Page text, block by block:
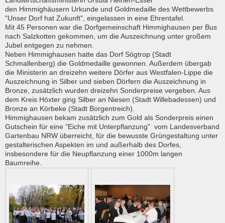
den Himmighäusern Urkunde und Goldmedaille des Wettbewerbs
"Unser Dorf hat Zukunft", eingelassen in eine Ehrentafel.
Mit 45 Personen war die Dorfgemeinschaft Himmighausen per Bus
nach Salzkotten gekommen, um die Auszeichnung unter großem
Jubel entgegen zu nehmen.
Neben Himmighausen hatte das Dorf Sögtrop (Stadt
Schmallenberg) die Goldmedaille gewonnen. Außerdem übergab
die Ministerin an dreizehn weitere Dörfer aus Westfalen-Lippe die
Auszeichnung in Silber und sieben Dörfern die Auszeichnung in
Bronze, zusätzlich wurden dreizehn Sonderpreise vergeben. Aus
dem Kreis Höxter ging Silber an Niesen (Stadt Willebadessen) und
Bronze an Körbeke (Stadt Borgentreich).
Himmighausen bekam zusätzlich zum Gold als Sonderpreis einen
Gutschein für eine "Eiche mit Unterpflanzung" vom Landesverband
Gartenbau NRW überreicht, für die bewusste Grüngestaltung unter
gestalterischen Aspekten im und außerhalb des Dorfes,
insbesondere für die Neupflanzung einer 1000m langen
Baumreihe.